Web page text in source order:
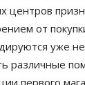
центров
от
уже
различные
первого